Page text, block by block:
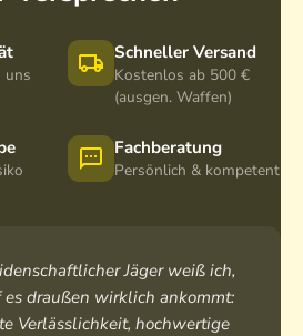
uns
Schneller Versand
Kostenlos ab 500 €
(ausgen. Waffen)
Fachberatung
Persönlich & kompetent
Jäger weiß ich,
es draußen wirklich ankommt:
Verlässlichkeit, hochwertige